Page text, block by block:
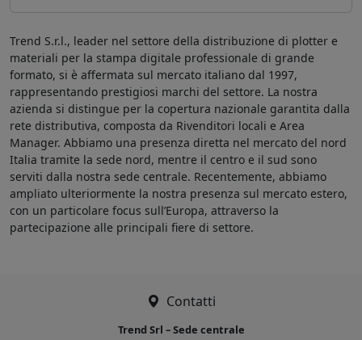
Trend S.r.l., leader nel settore della distribuzione di plotter e
materiali per la stampa digitale professionale di grande
formato, si è affermata sul mercato italiano dal 1997,
rappresentando prestigiosi marchi del settore. La nostra
azienda si distingue per la copertura nazionale garantita dalla
rete distributiva, composta da Rivenditori locali e Area
Manager. Abbiamo una presenza diretta nel mercato del nord
Italia tramite la sede nord, mentre il centro e il sud sono
serviti dalla nostra sede centrale. Recentemente, abbiamo
ampliato ulteriormente la nostra presenza sul mercato estero,
con un particolare focus sull’Europa, attraverso la
partecipazione alle principali fiere di settore.
Contatti
Trend Srl – Sede centrale